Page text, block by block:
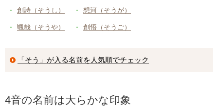
創詩（そうし）
颯哉（そうや）
想河（そうが）
創悟（そうご）
「そう」が入る名前を人気順でチェック
4音の名前は大らかな印象